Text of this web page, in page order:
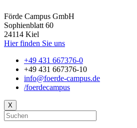
Förde Campus GmbH
Sophienblatt 60
24114 Kiel
Hier finden Sie uns
+49 431 667376-0
+49 431 667376-10
info@foerde-campus.de
/foerdecampus
X